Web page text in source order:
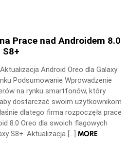
Prace nad Androidem 8.0
S8+
Android Oreo dla Galaxy
Podsumowanie Wprowadzenie
na rynku smartfonów, który
dostarczać swoim użytkownikom
dlatego firma rozpoczęła prace
8.0 Oreo dla swoich flagowych
S8+. Aktualizacja […] MORE